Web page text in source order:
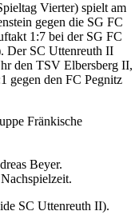
Vierter) spielt am
gegen die SG FC
1:7 bei der SG FC
Der SC Uttenreuth II
den TSV Elbersberg II,
gegen den FC Pegnitz
Fränkische
Beyer.
SC Uttenreuth II).